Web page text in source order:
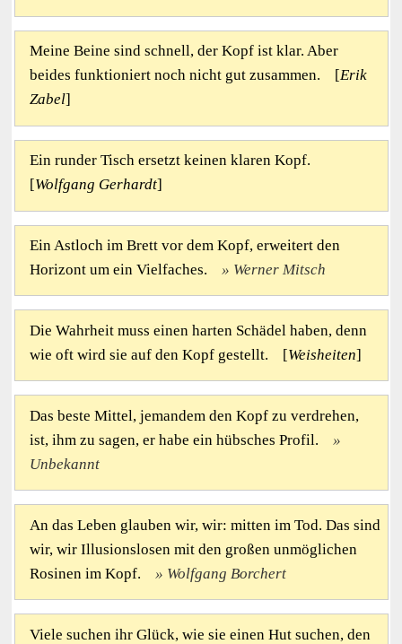
Meine Beine sind schnell, der Kopf ist klar. Aber
beides funktioniert noch nicht gut zusammen. [Erik
Zabel]
Ein runder Tisch ersetzt keinen klaren Kopf.
[Wolfgang Gerhardt]
Ein Astloch im Brett vor dem Kopf, erweitert den
Horizont um ein Vielfaches.
Werner Mitsch
Die Wahrheit muss einen harten Schädel haben, denn
wie oft wird sie auf den Kopf gestellt. [Weisheiten]
Das beste Mittel, jemandem den Kopf zu verdrehen,
ist, ihm zu sagen, er habe ein hübsches Profil.
Unbekannt
An das Leben glauben wir, wir: mitten im Tod. Das sind
wir, wir Illusionslosen mit den großen unmöglichen
Rosinen im Kopf.
Wolfgang Borchert
Viele suchen ihr Glück, wie sie einen Hut suchen, den